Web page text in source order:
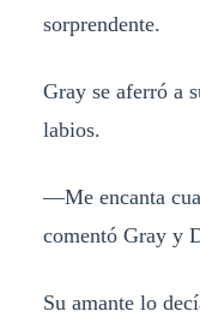
sorprendente.
Gray se aferró a
labios.
—Me encanta
comentó Gray y
Su amante lo